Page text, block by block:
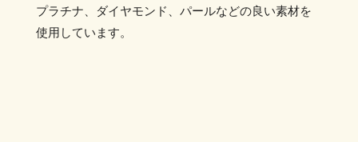
プラチナ、ダイヤモンド、パールなどの良い素材を
使用しています。